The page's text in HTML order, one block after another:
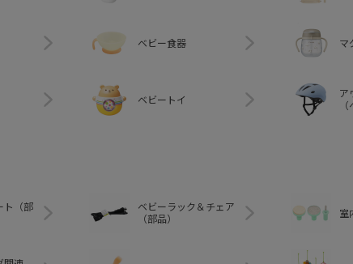
ベビー食器 マ
ベビートイ
ア
ト（部
ベビーラック＆チェア
（部品）
室